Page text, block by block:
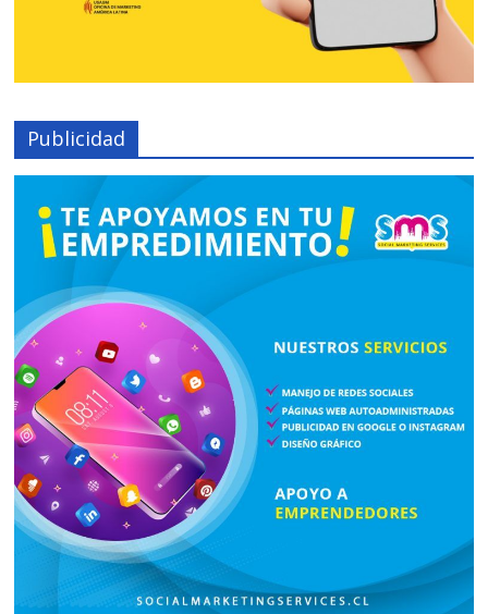
Publicidad